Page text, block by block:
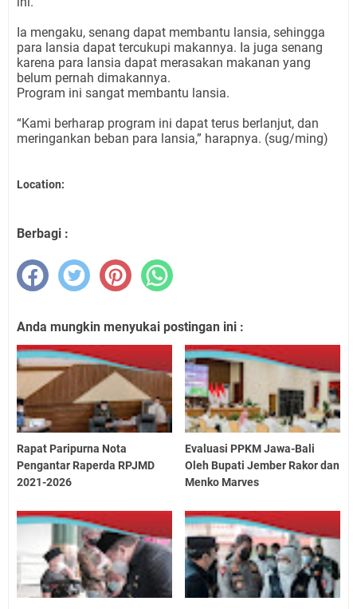
Ia mengaku, senang dapat membantu lansia, sehingga
para lansia dapat tercukupi makannya. Ia juga senang
karena para lansia dapat merasakan makanan yang
belum pernah dimakannya.
Program ini sangat membantu lansia.
“Kami berharap program ini dapat terus berlanjut, dan
meringankan beban para lansia,” harapnya. (sug/ming)
Location:
Berbagi :
Anda mungkin menyukai postingan ini :
Rapat Paripurna Nota
Pengantar Raperda RPJMD
2021-2026
Evaluasi PPKM Jawa-Bali
Oleh Bupati Jember Rakor dan
Menko Marves